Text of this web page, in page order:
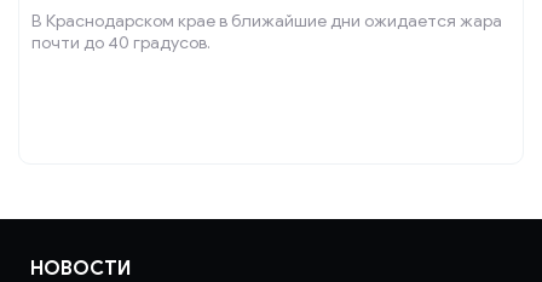
В Краснодарском крае в ближайшие дни ожидается жара
почти до 40 градусов.
НОВОСТИ